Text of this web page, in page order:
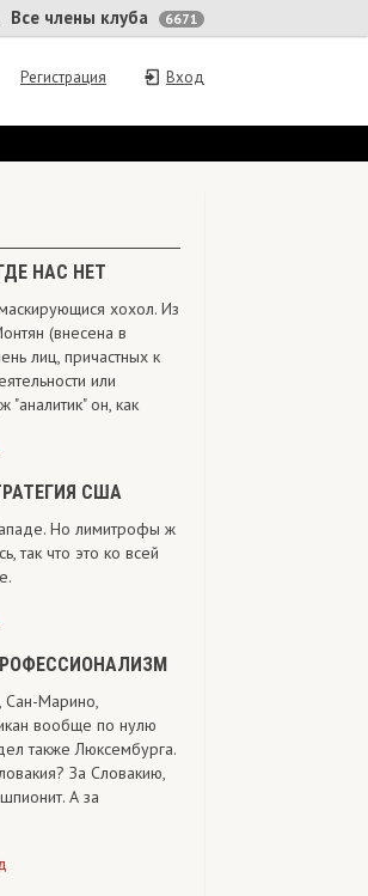
Все члены клуба 6671
Вход
Регистрация
НАС НЕТ
хохол. Из
(внесена в
лиц, причастных к
или
"аналитик" он, как
США
Но лимитрофы ж
так что это ко всей
Сан-Марино,
вообще по нулю
также Люксембурга.
За Словакию,
А за